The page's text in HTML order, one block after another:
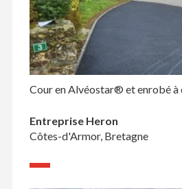
Cour en Alvéostar® et enrobé à
Entreprise Heron
Côtes-d'Armor, Bretagne